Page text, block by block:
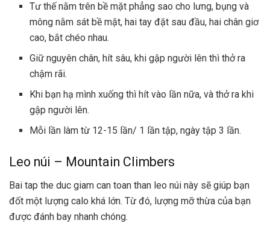
Tư thế nằm trên bề mặt phẳng sao cho lưng, bụng và
mông nằm sát bề mặt, hai tay đặt sau đầu, hai chân giơ
cao, bắt chéo nhau.
Giữ nguyên chân, hít sâu, khi gập người lên thì thở ra
chậm rãi.
Khi bạn hạ mình xuống thì hít vào lần nữa, và thở ra khi
gập người lên.
Mỗi lần làm từ 12-15 lần/ 1 lần tập, ngày tập 3 lần.
Leo núi – Mountain Climbers
Bai tap the duc giam can toan than leo núi này sẽ giúp bạn
đốt một lượng calo khá lớn. Từ đó, lượng mỡ thừa của bạn
được đánh bay nhanh chóng.